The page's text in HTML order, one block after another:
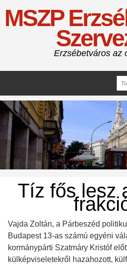
MSZP
Erzsébetváros az
Tíz fős lesz
Vajda Zoltán, a Párbeszéd
Budapest 13-as számú egyéni
kormánypárti Szatmáry Kristóf
külképviseletekről hazahozott,